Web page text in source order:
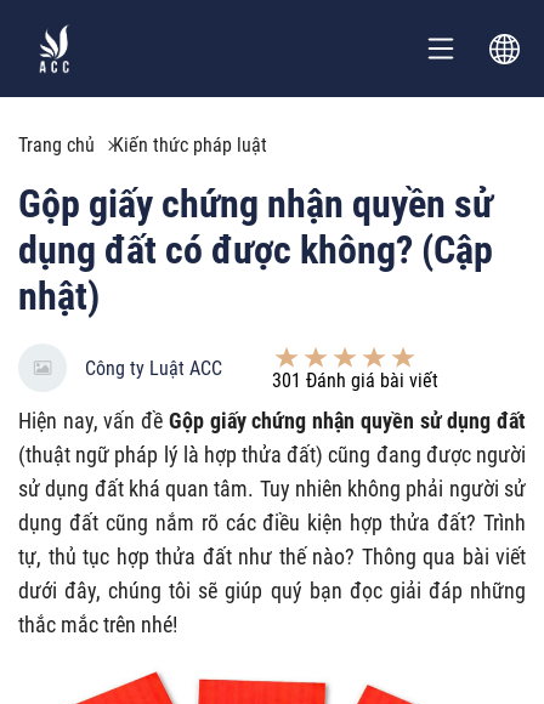
Trang chủ Kiến thức pháp luật
Gộp giấy chứng nhận quyền sử
dụng đất có được không? (Cập
nhật)
Công ty Luật ACC
301 Đánh giá bài viết
Hiện nay, vấn đề Gộp giấy chứng nhận quyền sử dụng đất
(thuật ngữ pháp lý là hợp thửa đất) cũng đang được người
sử dụng đất khá quan tâm. Tuy nhiên không phải người sử
dụng đất cũng nắm rõ các điều kiện hợp thửa đất? Trình
tự, thủ tục hợp thửa đất như thế nào? Thông qua bài viết
dưới đây, chúng tôi sẽ giúp quý bạn đọc giải đáp những
thắc mắc trên nhé!